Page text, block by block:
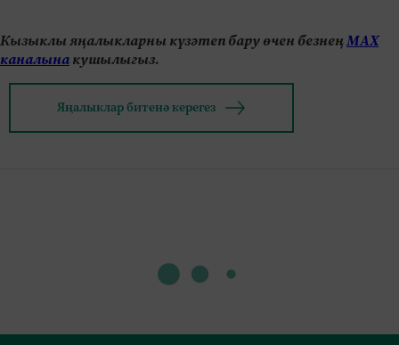
Кызыклы яңалыкларны күзәтеп бару өчен безнеңМАХ
каналынакушылыгыз.
Яңалыклар битенә керегез